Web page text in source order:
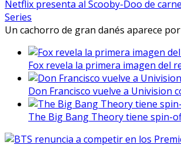
Netflix presenta al Scooby-Doo de
Series
Un cachorro de gran danés aparece
Fox revela la primera imagen del
Don Francisco vuelve a Univision
The Big Bang Theory tiene spin-